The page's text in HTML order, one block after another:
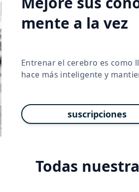
mente a la vez
Entrenar el cerebro es como
hace más inteligente y
suscripciones
Todas